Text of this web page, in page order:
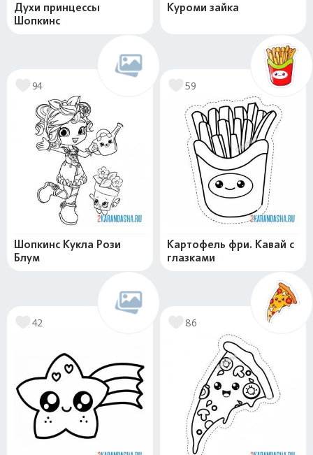
Духи принцессы
Шопкинс
Куроми зайка
94
Шопкинс Кукла Рози
Блум
59
Картофель фри. Кавай с
глазками
42 86